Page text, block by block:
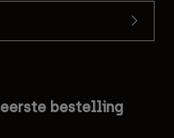
bestelling